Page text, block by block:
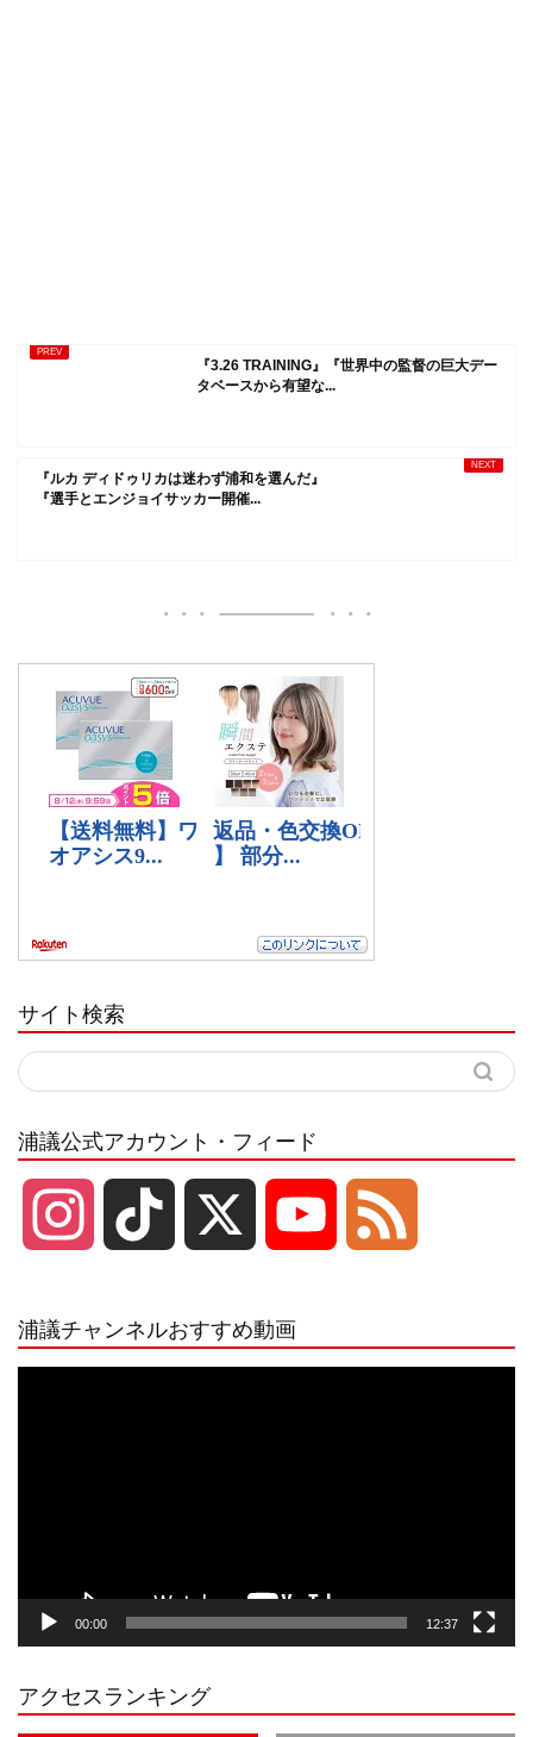
『3.26 TRAINING』『世界中の監督の巨大デー
タベースから有望な...
『ルカ ディドゥリカは迷わず浦和を選んだ』
『選手とエンジョイサッカー開催...
サイト検索
浦議公式アカウント・フィード
r
a
e
C
浦議チャンネルおすすめ動画
00:00 12:37
アクセスランキング